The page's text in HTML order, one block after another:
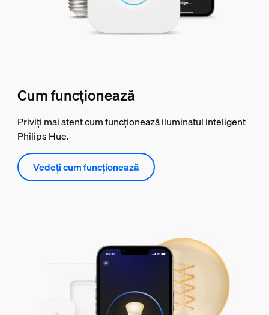
Cum funcționează
Priviți mai atent cum funcționează iluminatul inteligent
Philips Hue.
Vedeți cum funcționează